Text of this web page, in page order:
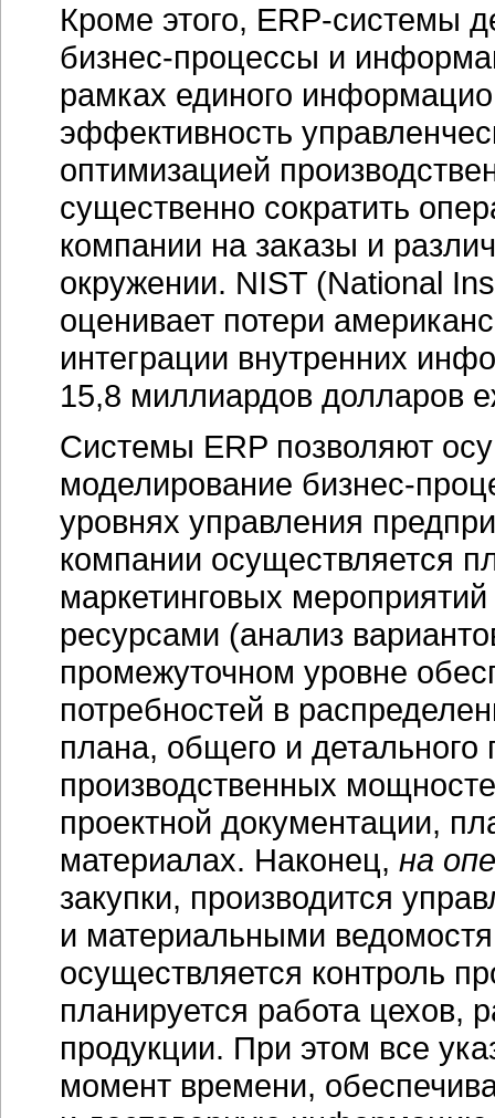
Кроме этого, ERP-системы
бизнес-процессы и
рамках единого
эффективность
оптимизацией
существенно сократить
компании на заказы и
окружении. NIST (National
оценивает потери
интеграции внутренних
15,8 миллиардов долларов
Системы ERP позволяют
моделирование бизнес-
уровнях управления
компании осуществляется
маркетинговых
ресурсами (анализ
промежуточном уровне
потребностей в
плана, общего и детального
производственных
проектной документации,
материалах. Наконец, на
закупки, производится
и материальными
осуществляется контроль
планируется работа цехов,
продукции. При этом все
момент времени,